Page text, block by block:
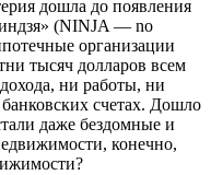
дошла до появления
(NINJA — no
организации
тысяч долларов всем
ни работы, ни
счетах. Дошло
даже бездомные и
конечно,